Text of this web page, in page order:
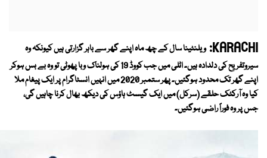
KARACHI: ویلنٹینا سال کے چھ ماہ اپنے گھر سے باہر گزارتی ہیں کیونکہ وہ
سیروتفریح کی دلدادہ ہیں۔ اٹلی میں جب کووڈ 19 کی ہولناک وبا پھوٹی تو وہ بے بس ہوکر
اپنے گھر تک محدود ہوگئیں۔ پھر ستمبر 2020 میں انہیں انسٹاگرام پر ایک پیغام ملا
کیا وہ آرکٹک حلقے (سرکل) میں ایک گیسٹ ہاؤس کی دیکھ بھال کرنا چاہیں گی،
جس پر وہ فوراً راضی ہوگئیں۔